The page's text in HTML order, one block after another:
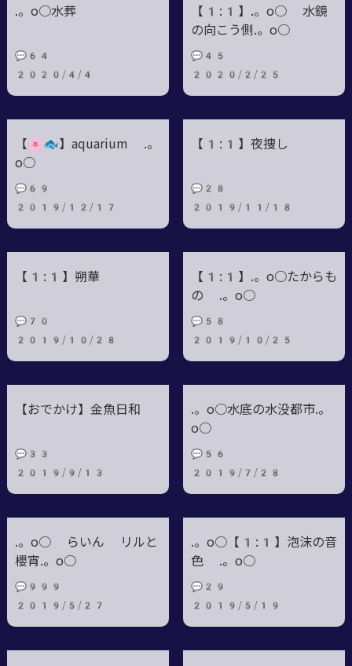
.。o○水葬
💬64
2020/4/4
【1:1】.。o○ 水鏡
の向こう側.。o○
💬45
2020/2/25
【🌸🐟】aquarium .。
o○
💬69
2019/12/17
【1:1】夜捜し
💬28
2019/11/18
【1:1】朔華
💬70
2019/10/28
【1:1】.。o○たからも
の .。o○
💬58
2019/10/25
【おでかけ】金魚日和
💬33
2019/9/13
.。o○水底の水没都市.。
o○
💬56
2019/7/28
.。o○ らいん リルと
櫻宵.。o○
💬999
2019/5/27
.。o○【1:1】泡沫の音
色 .。o○
💬29
2019/5/19